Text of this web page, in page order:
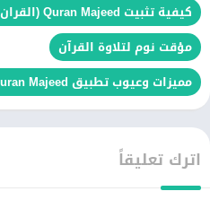
كيفية تثبيت Quran Majeed (القران الكريم) على الجوال
مؤقت نوم لتلاوة القرآن
مميزات وعيوب تطبيق Quran Majeed (القران الكريم) أحدث إصدار
اترك تعليقاً